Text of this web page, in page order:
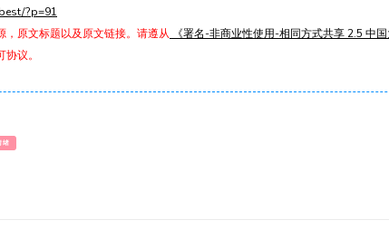
?p=91
，原文标题以及原文链接。请遵从 《署名-非商业性使用-相同方式共享 2.5 中
协议。
绪